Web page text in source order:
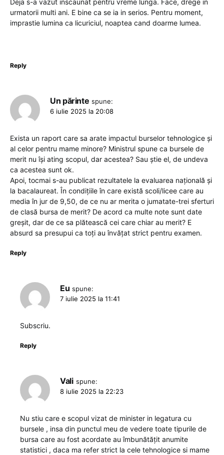
Deja s-a vazut inscaunat pentru vreme lunga. Face, drege in
urmatorii multi ani. E bine ca se ia in serios. Pentru moment,
imprastie lumina ca licuriciul, noaptea cand doarme lumea.
Reply
Un părinte spune:
6 iulie 2025 la 20:08
Exista un raport care sa arate impactul burselor tehnologice și
al celor pentru mame minore? Ministrul spune ca bursele de
merit nu își ating scopul, dar acestea? Sau știe el, de undeva
ca acestea sunt ok.
Apoi, tocmai s-au publicat rezultatele la evaluarea națională și
la bacalaureat. În condițiile în care există scoli/licee care au
media în jur de 9,50, de ce nu ar merita o jumatate-trei sferturi
de clasă bursa de merit? De acord ca multe note sunt date
greșit, dar de ce sa plătească cei care chiar au merit? E
absurd sa presupui ca toți au învățat strict pentru examen.
Reply
Eu spune:
7 iulie 2025 la 11:41
Subscriu.
Reply
Vali spune:
8 iulie 2025 la 22:23
Nu stiu care e scopul vizat de minister in legatura cu
bursele , insa din punctul meu de vedere toate tipurile de
bursa care au fost acordate au îmbunătățit anumite
statistici , daca ma refer strict la cele tehnologice si mame